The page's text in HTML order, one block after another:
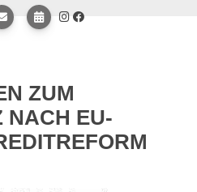
ZUM
NACH EU-